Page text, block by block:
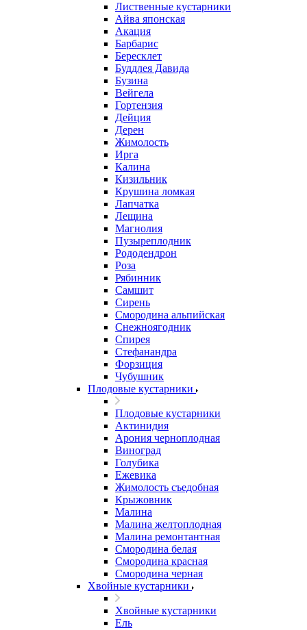
Лиственные кустарники
Айва японская
Акация
Барбарис
Бересклет
Буддлея Давида
Бузина
Вейгела
Гортензия
Дейция
Дерен
Жимолость
Ирга
Калина
Кизильник
Крушина ломкая
Лапчатка
Лещина
Магнолия
Пузыреплодник
Рододендрон
Роза
Рябинник
Самшит
Сирень
Смородина альпийская
Снежноягодник
Спирея
Стефанандра
Форзиция
Чубушник
Плодовые кустарники
Плодовые кустарники
Актинидия
Арония черноплодная
Виноград
Голубика
Ежевика
Жимолость съедобная
Крыжовник
Малина
Малина желтоплодная
Малина ремонтантная
Смородина белая
Смородина красная
Смородина черная
Хвойные кустарники
Хвойные кустарники
Ель